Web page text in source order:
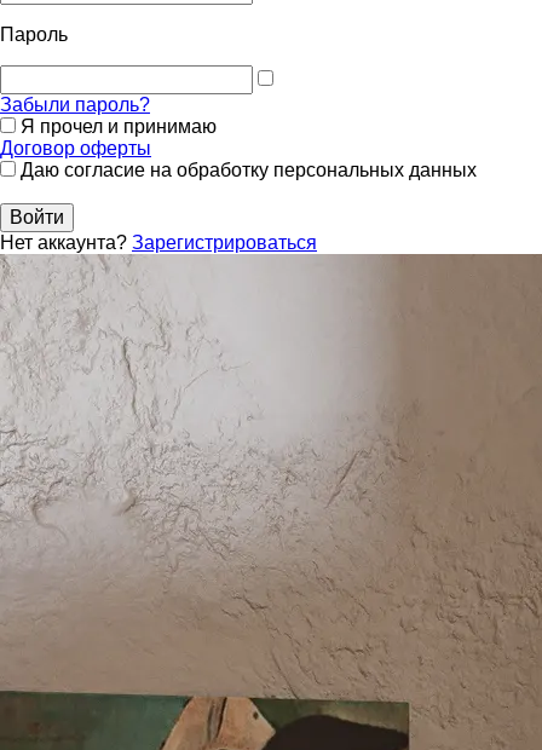
Пароль
Забыли пароль?
Я прочел и принимаю
Договор оферты
Даю согласие на обработку персональных данных
Войти
Нет аккаунта? Зарегистрироваться